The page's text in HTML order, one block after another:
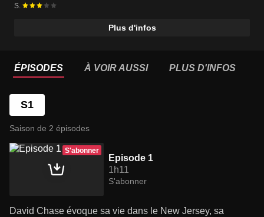
S.
Plus d'infos
ÉPISODES À VOIR AUSSI PLUS D'INFOS
S1
Saison de 2 épisodes
S'abonner
Episode 1
1h11
S'abonner
David Chase évoque sa vie dans le New Jersey, sa